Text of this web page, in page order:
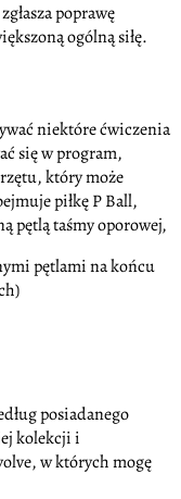
poprawę
ogólną siłę.
niektóre ćwiczenia
się w program,
który może
piłkę P Ball,
pętlą taśmy oporowej,
pętlami na końcu
posiadanego
kolekcji i
w których mogę